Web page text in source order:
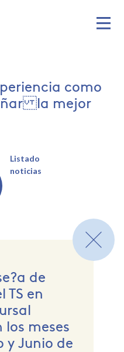
como
la mejor
2022 2021
Listado
noticias
de
TS en
meses
y Junio de